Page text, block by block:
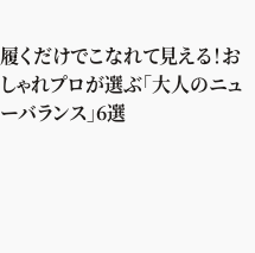
履くだけでこなれて見える！お
しゃれプロが選ぶ「大人のニュ
ーバランス」6選